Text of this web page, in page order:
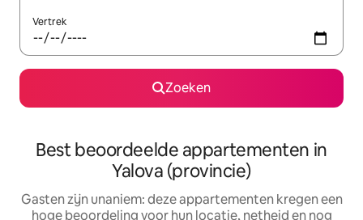
Vertrek
Zoeken
Best beoordeelde appartementen in
Yalova (provincie)
Gasten zijn unaniem: deze appartementen kregen een
hoge beoordeling voor hun locatie, netheid en nog